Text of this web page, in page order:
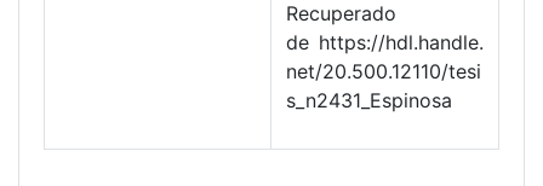
Recuperado
de https://hdl.handle.
net/20.500.12110/tesi
s_n2431_Espinosa